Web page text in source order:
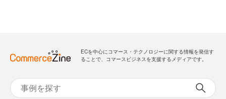
ECを中心にコマース・テクノロジーに関する情報を発信す
ることで、コマースビジネスを支援するメディアです。